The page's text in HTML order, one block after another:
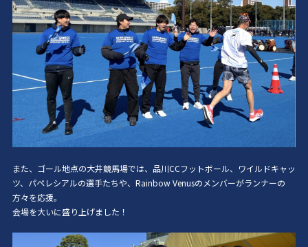
また、ゴール地点の大井競馬場では、品川CCフットボール、ワイルドキャッ
ツ、パペレシアルの選手たちや、Rainbow Venusのメンバーがランナーの
方々を応援。
会場を大いに盛り上げました！